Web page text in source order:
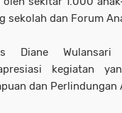
sekolah dan Forum
Diane
kegiatan
dan Perlindungan